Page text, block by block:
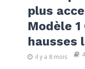
plus
Modèle
hausses
il y a 8 mois